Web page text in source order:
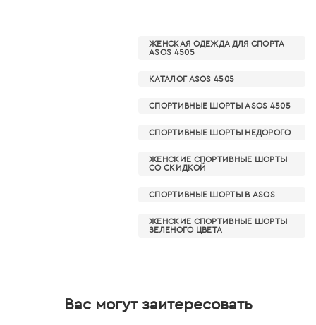
ЖЕНСКАЯ ОДЕЖДА ДЛЯ СПОРТА
ASOS 4505
КАТАЛОГ ASOS 4505
СПОРТИВНЫЕ ШОРТЫ ASOS 4505
СПОРТИВНЫЕ ШОРТЫ НЕДОРОГО
ЖЕНСКИЕ СПОРТИВНЫЕ ШОРТЫ
СО СКИДКОЙ
СПОРТИВНЫЕ ШОРТЫ В ASOS
ЖЕНСКИЕ СПОРТИВНЫЕ ШОРТЫ
ЗЕЛЕНОГО ЦВЕТА
Вас могут заитересовать